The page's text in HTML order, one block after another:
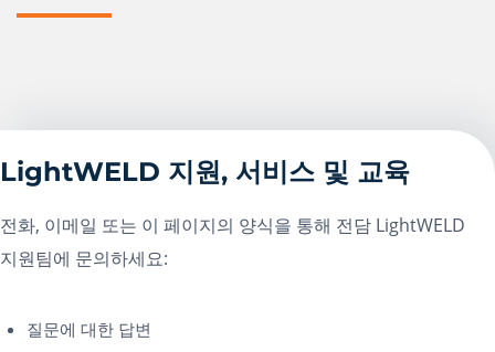
LightWELD 지원, 서비스 및 교육
전화, 이메일 또는 이 페이지의 양식을 통해 전담 LightWELD
지원팀에 문의하세요:
질문에 대한 답변